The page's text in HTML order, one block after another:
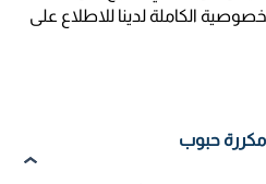
الكاملة لدينا للاطلاع على
مكررة حبوب